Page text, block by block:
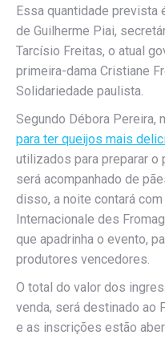
Essa quantidade prevista
de Guilherme Piai,
Tarcísio Freitas, o atual
primeira-dama Cristiane
Solidariedade paulista.
Segundo Débora Pereira,
para ter queijos mais
utilizados para preparar o
será acompanhado de
disso, a noite contará
Internacionale des
que apadrinha o evento,
produtores vencedores.
O total do valor dos
venda, será destinado ao
e as inscrições estão